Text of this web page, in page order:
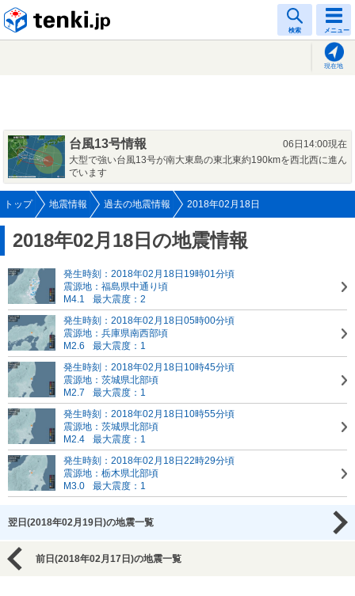
検索 メニュー
現在地
台風13号情報
06日14:00現在
大型で強い台風13号が南大東島の東北東約190kmを西北西に進ん
でいます
トップ 地震情報 過去の地震情報 2018年02月18日
2018年02月18日の地震情報
発生時刻：2018年02月18日19時01分頃
震源地：福島県中通り頃
M4.1
最大震度：2
発生時刻：2018年02月18日05時00分頃
震源地：兵庫県南西部頃
M2.6
最大震度：1
発生時刻：2018年02月18日10時45分頃
震源地：茨城県北部頃
M2.7
最大震度：1
発生時刻：2018年02月18日10時55分頃
震源地：茨城県北部頃
M2.4
最大震度：1
発生時刻：2018年02月18日22時29分頃
震源地：栃木県北部頃
M3.0
最大震度：1
翌日(2018年02月19日)の地震一覧
前日(2018年02月17日)の地震一覧